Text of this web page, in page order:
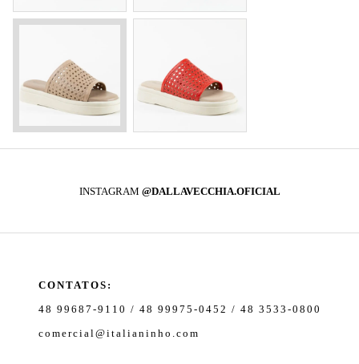
INSTAGRAM @DALLAVECCHIA.OFICIAL
CONTATOS:
48 99687-9110 / 48 99975-0452 / 48 3533-0800
comercial@italianinho.com